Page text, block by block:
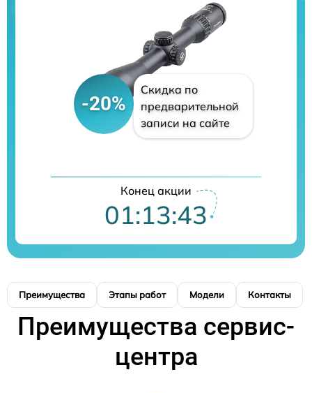
-20%
Скидка по
предварительной
записи на сайте
Конец акции
01:13:41
Преимущества Этапы работ Модели Контакты
Преимущества сервис-
центра